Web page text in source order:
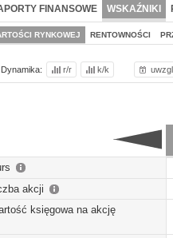
FINANSOWE WSKAŹNIKI
RYNKOWEJ RENTOWNOŚCI
Dynamika: r/r k/k
akcji
księgowa na akcję